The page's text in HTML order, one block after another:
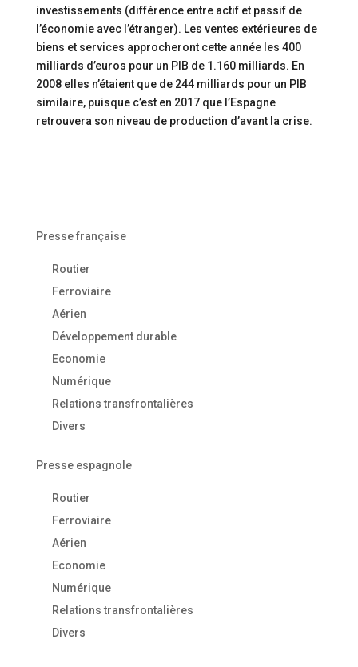
investissements (différence entre actif et passif de
l’économie avec l’étranger). Les ventes extérieures de
biens et services approcheront cette année les 400
milliards d’euros pour un PIB de 1.160 milliards. En
2008 elles n’étaient que de 244 milliards pour un PIB
similaire, puisque c’est en 2017 que l’Espagne
retrouvera son niveau de production d’avant la crise.
Presse française
Routier
Ferroviaire
Aérien
Développement durable
Economie
Numérique
Relations transfrontalières
Divers
Presse espagnole
Routier
Ferroviaire
Aérien
Economie
Numérique
Relations transfrontalières
Divers